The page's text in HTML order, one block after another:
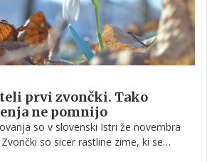
prvi zvončki. Tako
ne pomnijo
so v slovenski Istri že novembra
so sicer rastline zime, ki se